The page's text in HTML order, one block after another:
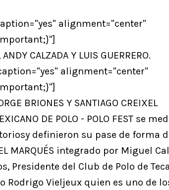
alignment="center"
CALZADA Y LUIS GUERRERO.
alignment="center"
BRIONES Y SANTIAGO CREIXEL
DE POLO - POLO FEST se
definieron su pase de forma
MARQUÉS integrado por Miguel
Presidente del Club de Polo de
Rodrigo Vieljeux quien es uno de